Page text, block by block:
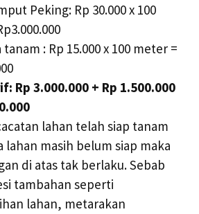
Peking: Rp 30.000 x 100
tanam : Rp 15.000 x 100 meter =
Rp 3.000.000 + Rp 1.500.000
lahan telah siap tanam
lahan masih belum siap maka
di atas tak berlaku. Sebab
tambahan seperti
lahan, metarakan